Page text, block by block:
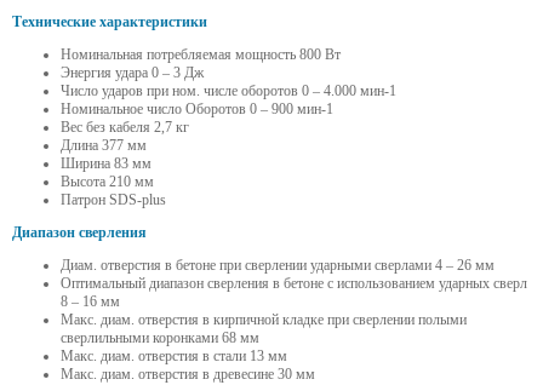
Технические характеристики
Номинальная потребляемая мощность 800 Вт
Энергия удара 0 – 3 Дж
Число ударов при ном. числе оборотов 0 – 4.000 мин-1
Номинальное число Оборотов 0 – 900 мин-1
Вес без кабеля 2,7 кг
Длина 377 мм
Ширина 83 мм
Высота 210 мм
Патрон SDS-plus
Диапазон сверления
Диам. отверстия в бетоне при сверлении ударными сверлами 4 – 26 мм
Оптимальный диапазон сверления в бетоне с использованием ударных сверл
8 – 16 мм
Макс. диам. отверстия в кирпичной кладке при сверлении полыми
сверлильными коронками 68 мм
Макс. диам. отверстия в стали 13 мм
Макс. диам. отверстия в древесине 30 мм